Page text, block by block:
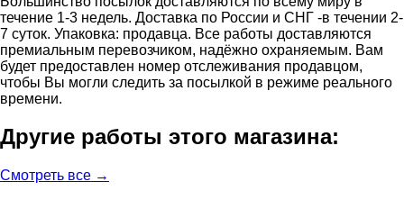
течение 1-3 недель. Доставка по России и СНГ -в течении 2-
7 суток. Упаковка: продавца. Все работы доставляются
премиальным перевозчиком, надёжно охраняемым. Вам
будет предоставлен номер отслеживания продавцом,
чтобы Вы могли следить за посылкой в режиме реального
времени.
Другие работы этого магазина:
Смотреть все →